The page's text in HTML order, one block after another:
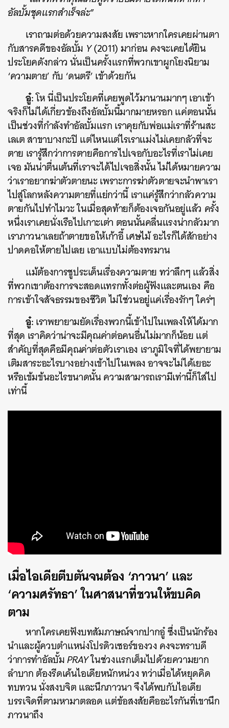
อัลบั้มชุดแรกสำเร็จล่ะ”
เราถามต่อด้วยความสงสัย เพราะหากใครเคยผ่านตา
กับสารคดีของอัลบั้ม Y(2011) มาก่อน คงจะเคยได้ยิน
ประโยคดังกล่าว นั่นเป็นครั้งแรกที่พวกเขาผูกโยงนิยาม
‘ความตาย’ กับ ‘ดนตรี’ เข้าด้วยกัน
อู๋:โห นี่เป็นประโยคที่เคยพูดไว้มานานมากๆ เอาเข้า
จริงก็ไม่ได้เกี่ยวข้องถึงอัลบั้มนี้มากมายหรอก แค่ตอนนั้น
เป็นช่วงที่กำลังทำอัลบั้มแรก เราคุยกับพ่อแม่เราที่ร้านสะ
เลเต สาขาบางกะปิ แต่ไหนแต่ไรเราแม่งไม่เคยกลัวที่จะ
ตาย เรารู้สึกว่าการตายคือการไปเจอกับอะไรที่เราไม่เคย
เจอ มันน่าตื่นเต้นที่เราจะได้ไปเจอสิ่งนั้น ไม่ได้หมายความ
ว่าเราอยากฆ่าตัวตายนะ เพราะการฆ่าตัวตายจะนำพาเรา
ไปสู่โลกหลังความตายที่แย่กว่านี้ เราแค่รู้สึกว่ากลัวความ
ตายกันไปทำไมวะ ในเมื่อสุดท้ายก็ต้องเจอกันอยู่แล้ว ครั้ง
หนึ่งเราเคยนั่งเรือไปเกาะเต่า ตอนนั้นคลื่นแรงน่ากลัวมาก
เราภาวนาเลยถ้าตายขอให้เก้าอี้ เศษไม้ อะไรก็ได้สักอย่าง
ปาดคอให้ตายไปเลย เอาแบบไม่ต้องทรมาน
แม้ต้องการชูประเด็นเรื่องความตาย ทว่าลึกๆ แล้วสิ่ง
ที่พวกเขาต้องการจะสอดแทรกทั้งต่อผู้ฟังและตนเอง คือ
การเข้าใจสัจธรรมของชีวิต ไม่ใช่วนอยู่แค่เรื่องรักๆ ใคร่ๆ
อู๋:เราพยายามยัดเรื่องพวกนี้เข้าไปในเพลงให้ได้มาก
ที่สุด เราคิดว่าน่าจะมีคุณค่าต่อคนอื่นไม่มากก็น้อย แต่
สำคัญที่สุดคือมีคุณค่าต่อตัวเราเอง เราภูมิใจที่ได้พยายาม
เติมสาระอะไรบางอย่างเข้าไปในเพลง อาจจะไม่ได้เยอะ
หรือเข้มข้นอะไรขนาดนั้น ความสามารถเรามีเท่านี้ก็ใส่ไป
เท่านี้
เมื่อไอเดียตีบตันจนต้อง ‘ภาวนา’ และ
‘ความศรัทธา’ ในศาสนาที่ชวนให้ขบคิด
ตาม
หากใครเคยฟังบทสัมภาษณ์จากปากอู๋ ซึ่งเป็นนักร้อง
นำและผู้ควบตำแหน่งโปรดิวเซอร์ของวง คงจะทราบดี
ว่าการทำอัลบั้มPRAYในช่วงแรกเต็มไปด้วยความยาก
ลำบาก ต้องรีดเค้นไอเดียหนักหน่วง ทว่าเมื่อได้หยุดคิด
ทบทวน นั่งสงบจิต และนึกภาวนา จึงได้พบกับไอเดีย
บรรเจิดที่ตามหามาตลอด แต่ข้อสงสัยคืออะไรกันที่เขานึก
ภาวนาถึง